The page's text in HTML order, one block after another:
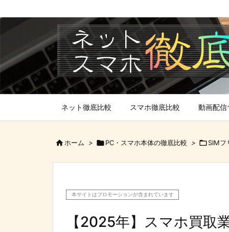
ネット徹底比較 スマホ徹底比較 動画配信
ホーム > PC・スマホ本体の徹底比較 > SIMフ
本サイトはプロモーションが含まれています
【2025年】スマホ買取